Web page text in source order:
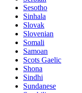
Sesotho
Sinhala
Slovak
Slovenian
Somali
Samoan
Scots Gaelic
Shona
Sindhi
Sundanese